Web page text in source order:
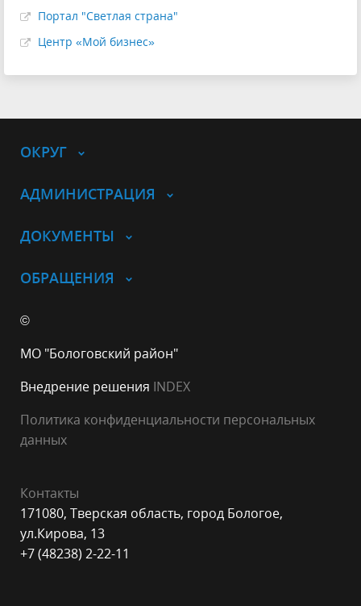
Портал "Светлая страна"
Центр «Мой бизнес»
ОКРУГ
АДМИНИСТРАЦИЯ
ДОКУМЕНТЫ
ОБРАЩЕНИЯ
©
МО "Бологовский район"
Внедрение решения INDEX
Политика конфиденциальности персональных
данных
Контакты
171080, Тверская область, город Бологое,
ул.Кирова, 13
+7 (48238) 2-22-11